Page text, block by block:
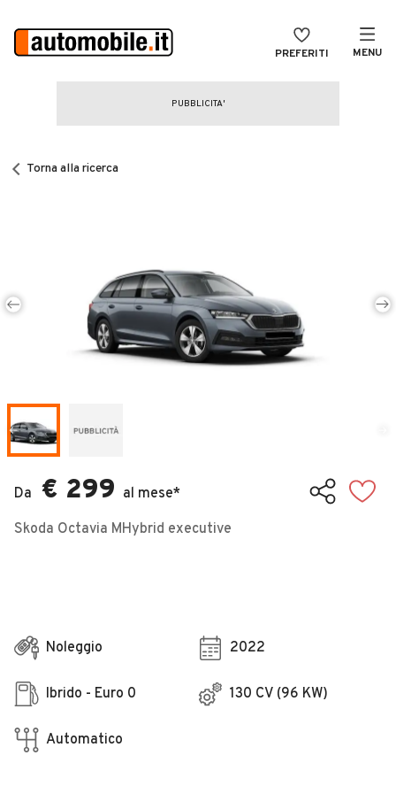
PREFERITI MENU
CERCA
Auto d'epoca
Veicoli Commerciali
Concessionari
Torna alla ricerca
Da € 299 al mese*
Skoda Octavia MHybrid executive
Noleggio 2022
Ibrido - Euro 0 130 CV (96 KW)
Automatico